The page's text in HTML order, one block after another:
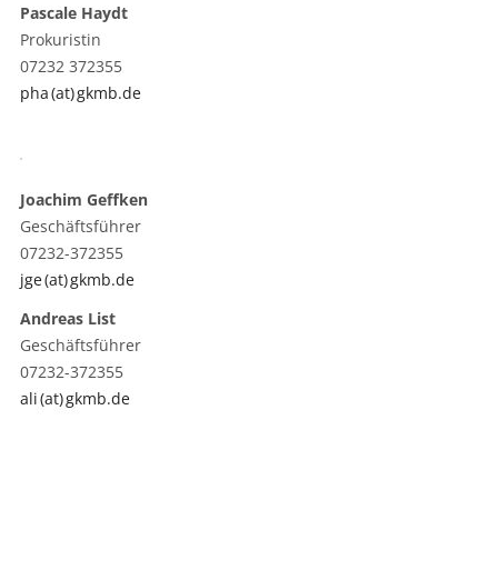
Pascale Haydt
Prokuristin
07232 372355
pha (at) gkmb.de
Joachim Geffken
Geschäftsführer
07232-372355
jge (at) gkmb.de
Andreas List
Geschäftsführer
07232-372355
ali (at) gkmb.de